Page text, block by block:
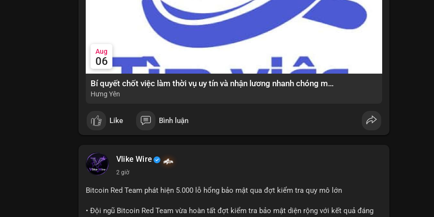
thể được xem xét khi thị trường đang ở vùng Extreme Fear. Cần theo dõi sát diễn biến TVL
và dòng tiền Stablecoin để xác nhận nhịp đảo chiều.
#tvldefi #fundingratebtc #stablecoinusdt #ethereuml2
Aug
06
Bí quyết chốt việc làm thời vụ uy tín và nhận lương nhanh chóng mỗi ngày ?
Hưng Yên
Like Bình luận
Vlike Wire
2 giờ
Bitcoin Red Team phát hiện 5.000 lỗ hổng bảo mật qua đợt kiểm tra quy mô lớn
• Đội ngũ Bitcoin Red Team vừa hoàn tất đợt kiểm tra bảo mật diện rộng với kết quả đáng